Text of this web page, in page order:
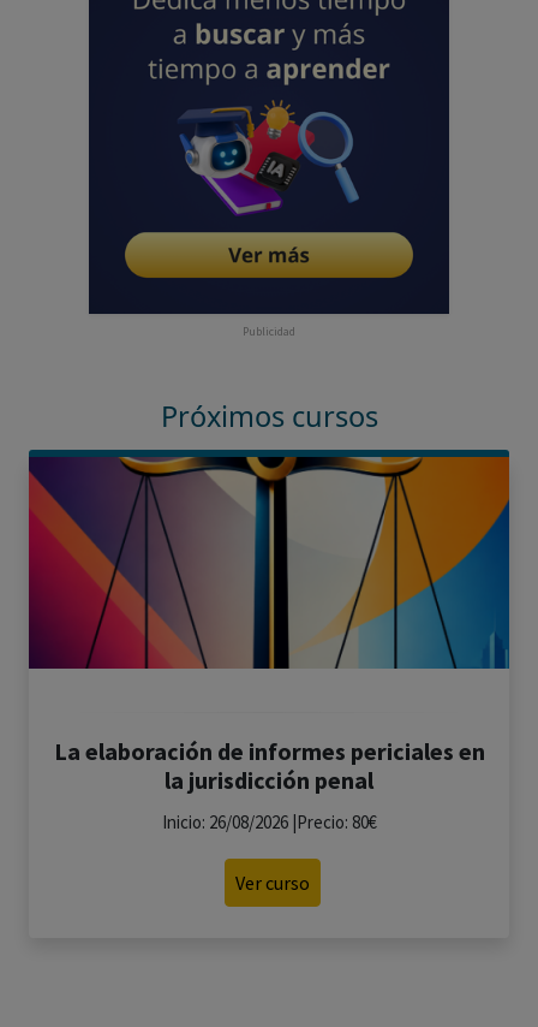
Publicidad
Próximos cursos
La elaboración de informes periciales en
la jurisdicción penal
Inicio: 26/08/2026 |Precio: 80€
Ver curso